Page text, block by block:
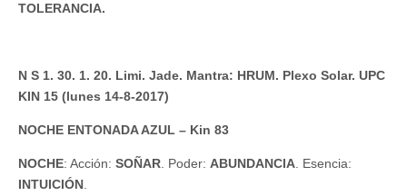
TOLERANCIA.
N S 1. 30. 1. 20. Limi. Jade. Mantra: HRUM. Plexo Solar. UPC
KIN 15 (lunes 14-8-2017)
NOCHE ENTONADA AZUL – Kin 83
NOCHE: Acción: SOÑAR. Poder: ABUNDANCIA. Esencia:
INTUICIÓN.